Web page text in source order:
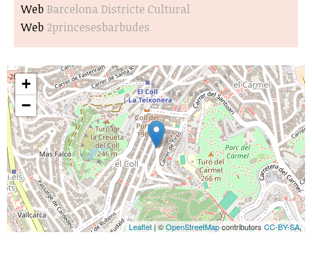
WebBarcelona Districte Cultural
Web 2princesesbarbudes
+
−
Leaflet| ©OpenStreetMapcontributors CC-BY-SA,